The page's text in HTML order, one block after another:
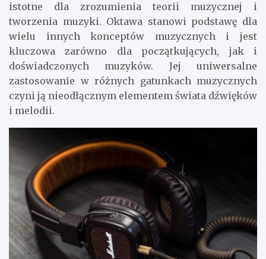
istotne dla zrozumienia teorii muzycznej i
tworzenia muzyki. Oktawa stanowi podstawę dla
wielu innych konceptów muzycznych i jest
kluczowa zarówno dla początkujących, jak i
doświadczonych muzyków. Jej uniwersalne
zastosowanie w różnych gatunkach muzycznych
czyni ją nieodłącznym elementem świata dźwięków
i melodii.